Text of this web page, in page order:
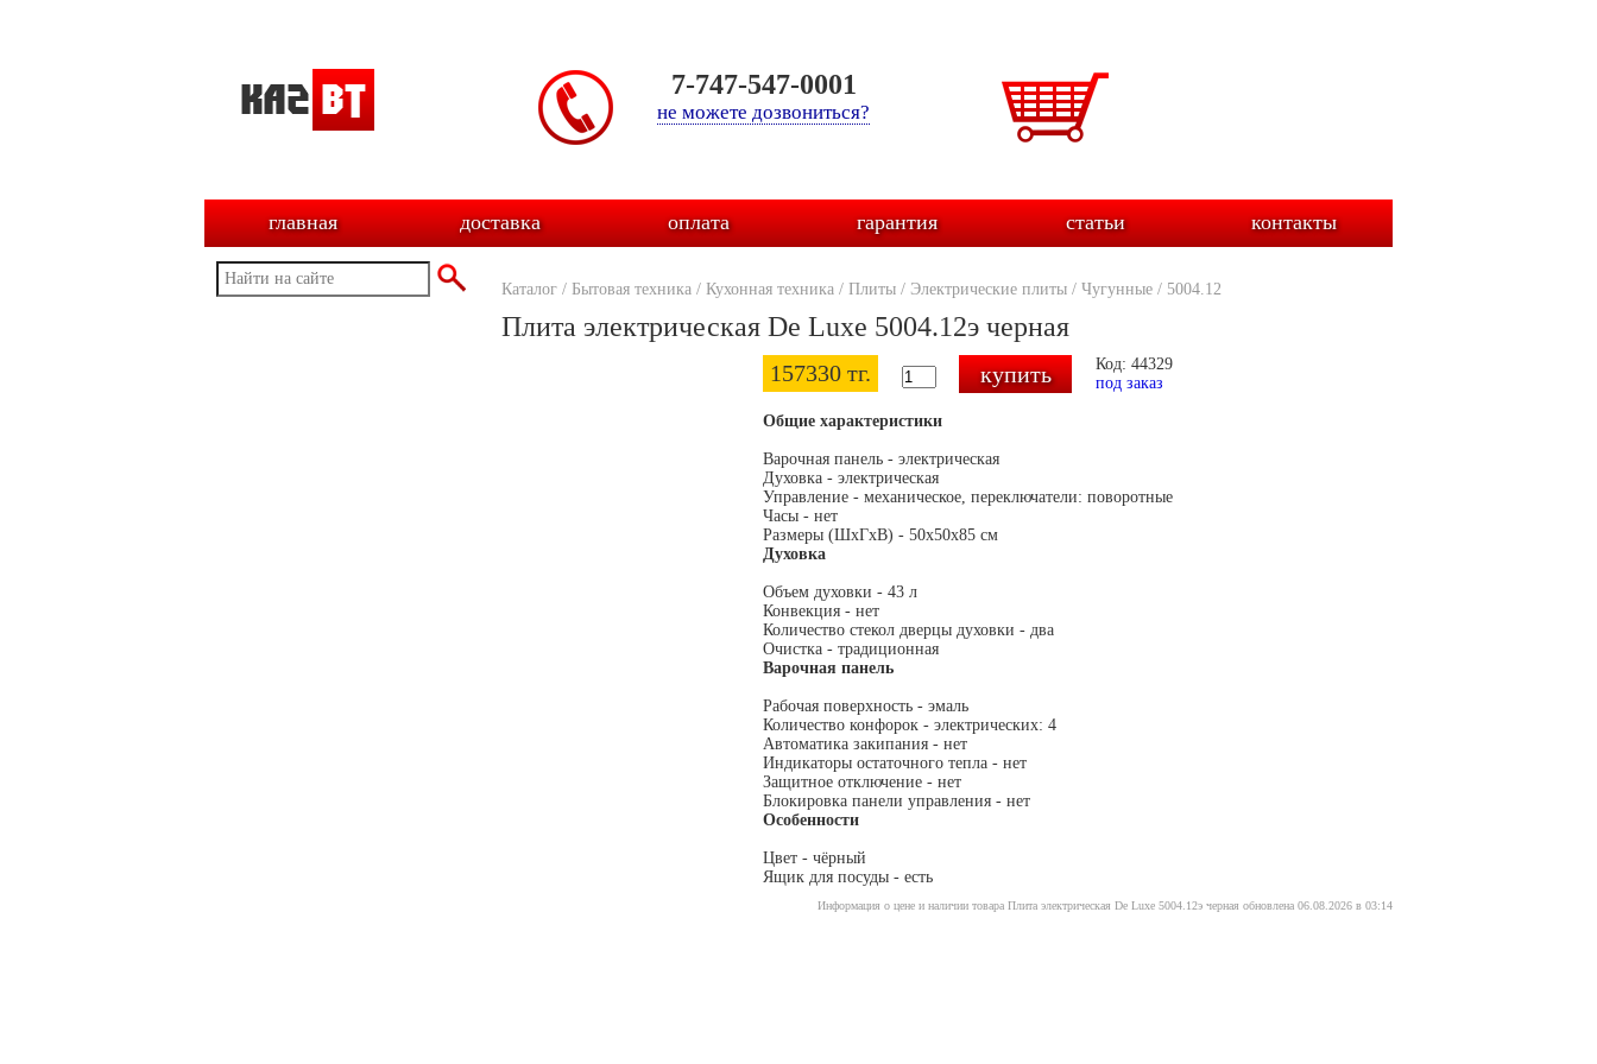
7-747-547-0001
не можете дозвониться?
главная доставка оплата гарантия статьи контакты
Каталог / Бытовая техника / Кухонная техника / Плиты / Электрические плиты / Чугунные / 5004.12
Плита электрическая De Luxe 5004.12э черная
157330 тг.
Код: 44329
под заказ
Общие характеристики
Варочная панель - электрическая
Духовка - электрическая
Управление - механическое, переключатели: поворотные
Часы - нет
Размеры (ШхГхВ) - 50x50x85 см
Духовка
Объем духовки - 43 л
Конвекция - нет
Количество стекол дверцы духовки - два
Очистка - традиционная
Варочная панель
Рабочая поверхность - эмаль
Количество конфорок - электрических: 4
Автоматика закипания - нет
Индикаторы остаточного тепла - нет
Защитное отключение - нет
Блокировка панели управления - нет
Особенности
Цвет - чёрный
Ящик для посуды - есть
Информация о цене и наличии товара Плита электрическая De Luxe 5004.12э черная обновлена 06.08.2026 в 03:14